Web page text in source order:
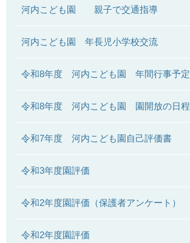
河内こども園 親子で交通指導
河内こども園 年長児小学校交流
令和8年度 河内こども園 年間行事予定
令和8年度 河内こども園 園開放の日程
令和7年度 河内こども園自己評価書
令和3年度園評価
令和2年度園評価（保護者アンケート）
令和2年度園評価